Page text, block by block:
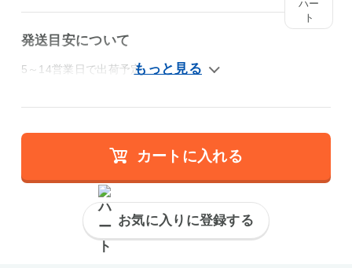
発送目安について
5～14営業日で出荷予定
カートに入れる
お気に入りに登録する